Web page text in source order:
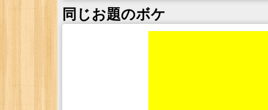
同じお題のボケ